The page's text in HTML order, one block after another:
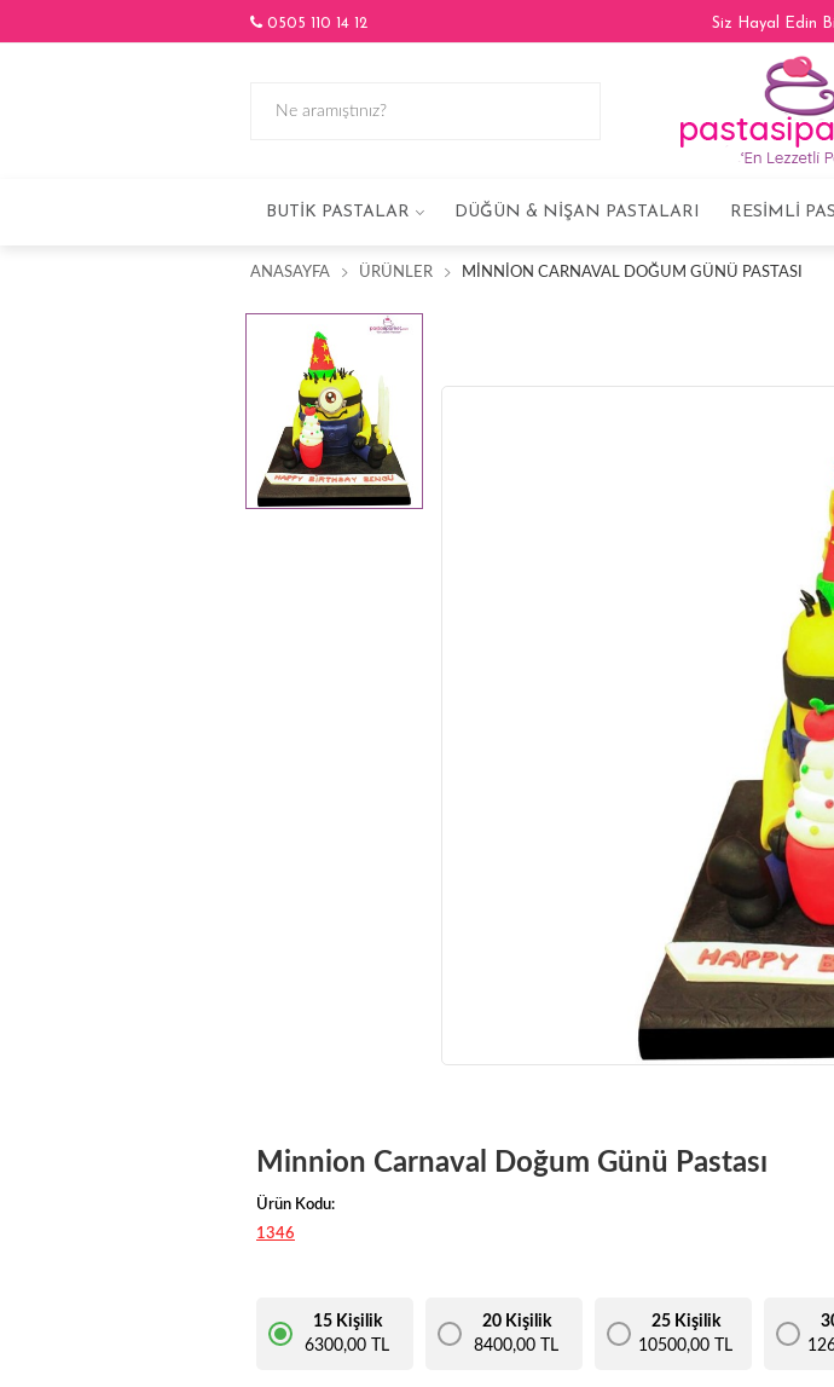
0505 110 14 12 Siz Hayal Edin
BUTIK PASTALAR DÜĞÜN & NIŞAN PASTALARI RESIMLI
ANASAYFA ÜRÜNLER MINNION CARNAVAL DOĞUM GÜNÜ PASTASI
Minnion Carnaval Doğum Günü Pastası
Ürün Kodu:
1346
15 Kişilik
6300,00 TL
20 Kişilik
8400,00 TL
25 Kişilik
10500,00 TL